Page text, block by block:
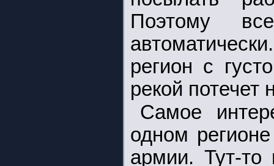
Поэтому
регион с
рекой потечет
Самое
одном
армии. Тут-